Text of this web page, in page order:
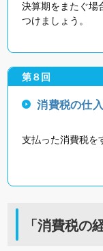
決算期をまたぐ場
つけましょう。
第８回
消費税の仕
支払った消費税を
「消費税の